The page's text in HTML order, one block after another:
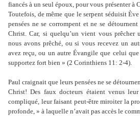
fiancés à un seul époux, pour vous présenter à
Toutefois, de même que le serpent séduisit
pensées ne se corrompent et ne se
Christ. Car, si quelqu’un vient vous prêcher
nous avons prêché, ou si vous recevez un
avez reçu, ou un autre Évangile que celui
supportez fort bien » (2 Corinthiens 11: 2-4).
Paul craignait que leurs pensées ne se
Christ! Des faux docteurs étaient venus
compliqué, leur faisant peut-être miroiter la
profonde, » à laquelle n’avait pas accès le